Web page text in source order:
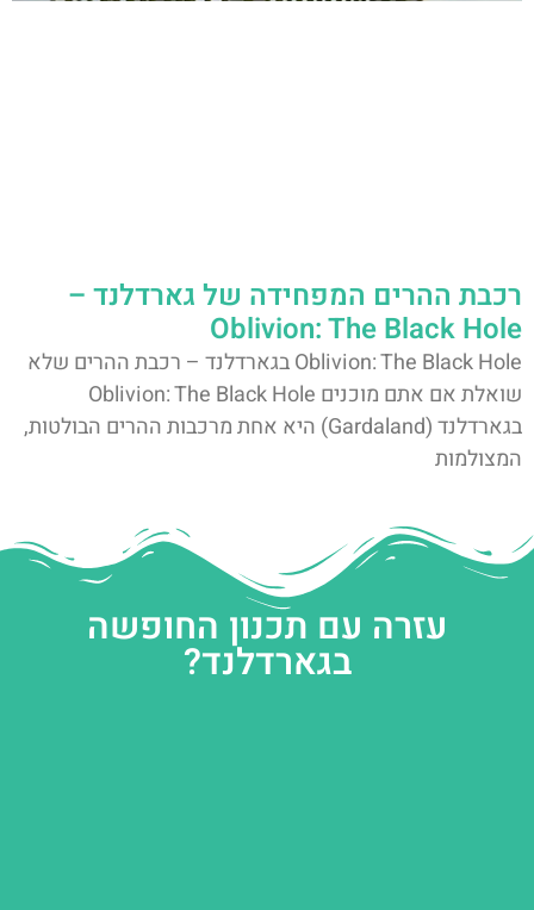
רכבת ההרים המפחידה של גארדלנד –
Oblivion: The Black Hole
Oblivion: The Black Hole בגארדלנד – רכבת ההרים שלא
שואלת אם אתם מוכנים Oblivion: The Black Hole
בגארדלנד (Gardaland) היא אחת מרכבות ההרים הבולטות,
המצולמות
עזרה עם תכנון החופשה
בגארדלנד?